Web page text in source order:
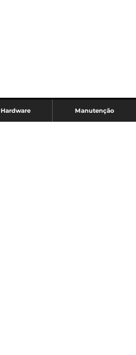
Hardware Manutenção